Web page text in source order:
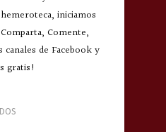
iniciamos
Comente,
de Facebook y
gratis!